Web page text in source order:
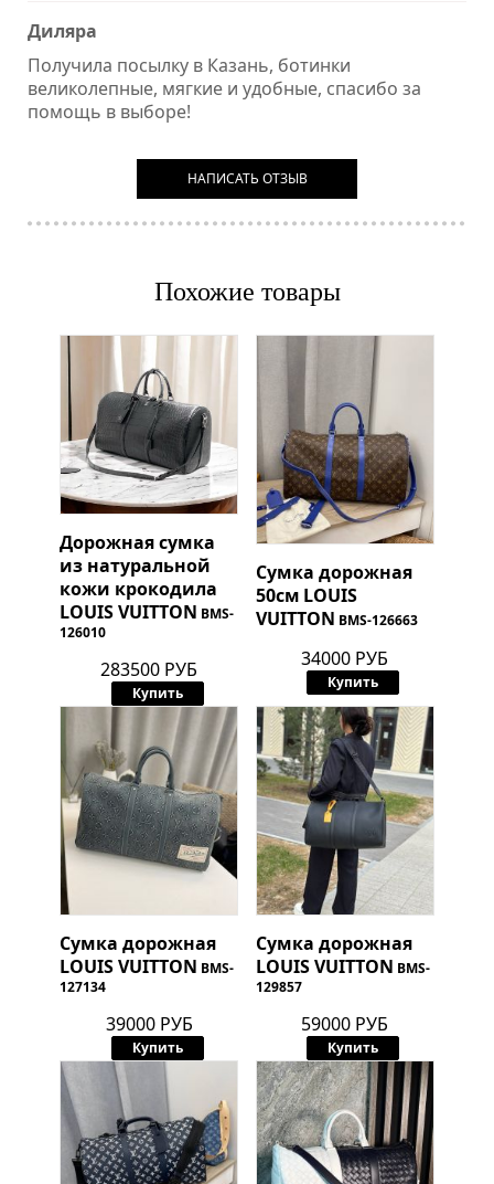
Диляра
Получила посылку в Казань, ботинки
великолепные, мягкие и удобные, спасибо за
помощь в выборе!
НАПИСАТЬ ОТЗЫВ
Похожие товары
Дорожная сумка
из натуральной
кожи крокодила
LOUIS VUITTON BMS-
126010
283500 РУБ
Купить
Сумка дорожная
50см LOUIS
VUITTON BMS-126663
34000 РУБ
Купить
Сумка дорожная
LOUIS VUITTON BMS-
127134
39000 РУБ
Купить
Сумка дорожная
LOUIS VUITTON BMS-
129857
59000 РУБ
Купить